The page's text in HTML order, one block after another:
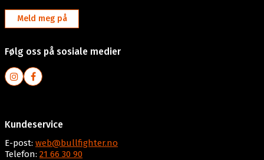
Meld meg på
Følg oss på sosiale medier
Kundeservice
E-post: web@bullfighter.no
Telefon: 21 66 30 90